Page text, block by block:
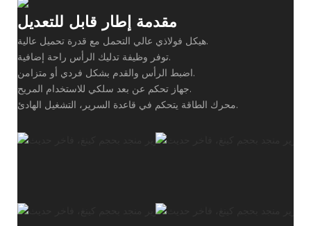
مقدمة إطار قابل للتعديل
هيكل فولاذي عالي التحمل مع قدرة تحميل عالية.
توفر وظيفة تدليك الرأس راحة إضافية.
اضبط الرأس والقدم بشكل فردي أو متزامن.
جهاز تحكم عن بعد سلكي للاستخدام المريح.
محرك الطاقة يتحكم في قاعدة السرير، التشغيل الهادئ.